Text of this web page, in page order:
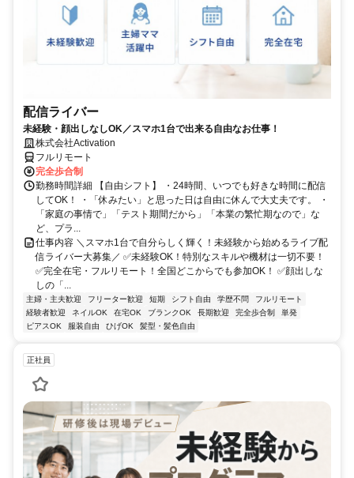
配信ライバー
未経験・顔出しなしOK／スマホ1台で出来る自由なお仕事！
株式会社Activation
フルリモート
完全歩合制
勤務時間詳細 【自由シフト】 ・24時間、いつでも好きな時間に配信
してOK！ ・「休みたい」と思った日は自由に休んで大丈夫です。 ・
「家庭の事情で」「テスト期間だから」「本業の繁忙期なので」な
ど、プラ...
仕事内容 ＼スマホ1台で自分らしく輝く！未経験から始めるライブ配
信ライバー大募集／ ✅未経験OK！特別なスキルや機材は一切不要！
✅完全在宅・フルリモート！全国どこからでも参加OK！ ✅顔出しな
しの「...
主婦・主夫歓迎 フリーター歓迎 短期 シフト自由 学歴不問
フルリモート
経験者歓迎
ネイルOK 在宅OK ブランクOK 長期歓迎 完全歩合制
単発
ピアスOK
服装自由 ひげOK 髪型・髪色自由
正社員